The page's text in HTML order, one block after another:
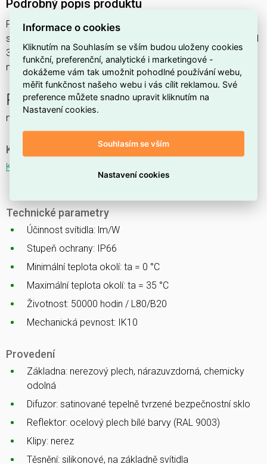
Podrobný popis produktu
PERUN SLIM Ex 1.4ft 4400/840 M3h 30,3W IP65
svítidlo průmyslové do prostředí s nebezpečím výbuchu Ex II
3GD, 1x4400lm, spektrum 840RJ, s nerez. klipy, nouzový
modul 3 hod.
PERUN SLIM Ex NM
nouzové a orientační
Ke stažení
Katalogový list
Technické parametry
Účinnost svítidla: lm/W
Stupeň ochrany: IP66
Minimální teplota okolí: ta = 0 °C
Maximální teplota okolí: ta = 35 °C
Životnost: 50000 hodin / L80/B20
Mechanická pevnost: IK10
Provedení
Základna: nerezový plech, nárazuvzdorná, chemicky
odolná
Difuzor: satinované tepelně tvrzené bezpečnostní sklo
Reflektor: ocelový plech bílé barvy (RAL 9003)
Klipy: nerez
Těsnění: silikonové, na základně svítidla
Informace o cookies
Kliknutím na Souhlasím se vším budou uloženy cookies
funkční, preferenční, analytické i marketingové -
dokážeme vám tak umožnit pohodlné používání webu,
měřit funkčnost našeho webu i vás cílit reklamou. Své
preference můžete snadno upravit kliknutím na
Nastavení cookies.
Souhlasím se vším
Nastavení cookies